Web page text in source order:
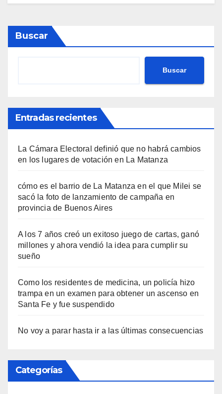
Buscar
Buscar
Entradas recientes
La Cámara Electoral definió que no habrá cambios
en los lugares de votación en La Matanza
cómo es el barrio de La Matanza en el que Milei se
sacó la foto de lanzamiento de campaña en
provincia de Buenos Aires
A los 7 años creó un exitoso juego de cartas, ganó
millones y ahora vendió la idea para cumplir su
sueño
Como los residentes de medicina, un policía hizo
trampa en un examen para obtener un ascenso en
Santa Fe y fue suspendido
No voy a parar hasta ir a las últimas consecuencias
Categorías